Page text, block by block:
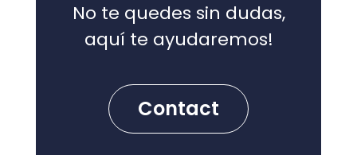
No te quedes sin dudas,
aquí te ayudaremos!
Contact